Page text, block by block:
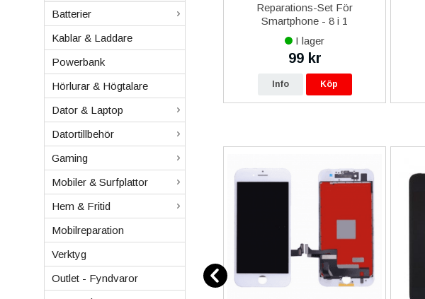
Batterier
Kablar & Laddare
Powerbank
Hörlurar & Högtalare
Dator & Laptop
Datortillbehör
Gaming
Mobiler & Surfplattor
Hem & Fritid
Mobilreparation
Verktyg
Outlet - Fyndvaror
iPhone 13 mini iPhone 13 Pro
Max iPhone 14 Plus iPhone
14 Pro Max iPhone 15 Plus
iPhone 15 Pro Max Baseus
Magnetisk Mobilhållare
I lager
649 kr
Info
Reparations-Set För
Smartphone - 8 i 1
I lager
99 kr
Info Köp